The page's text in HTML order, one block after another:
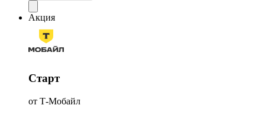
Акция
Старт
от Т-Мобайл